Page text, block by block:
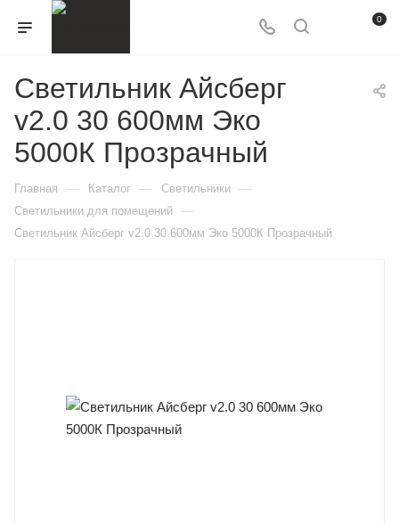
0
Светильник Айсберг
v2.0 30 600мм Эко
5000К Прозрачный
Главная — Каталог — Светильники —
Светильники для помещений —
Светильник Айсберг v2.0 30 600мм Эко 5000К Прозрачный